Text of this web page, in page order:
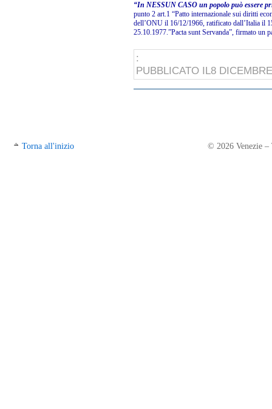
“In NESSUN CASO un popolo può essere
punto 2 art.1 “Patto internazionale sui diritti
dell’ONU il 16/12/1966, ratificato dall’Italia il
25.10.1977.”Pacta sunt Servanda”, firmato un
:
PUBBLICATO IL8
Torna all'inizio © 2026 Venezie